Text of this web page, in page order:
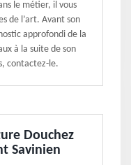
le métier, il vous
de l’art. Avant son
approfondi de la
à la suite de son
contactez-le.
Douchez
Savinien